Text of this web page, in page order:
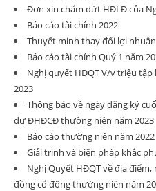
Đơn xin chấm dứt HĐLĐ của
Báo cáo tài chính 2022
Thuyết minh thay đổi lợi
Báo cáo tài chính Quý 1 năm
Nghị quyết HĐQT V/v triệu
2023
Thông báo về ngày đăng ký
dự ĐHĐCĐ thường niên năm 2023
Báo cáo thường niên năm 2022
Giải trình và biện pháp khắc
Nghị Quyết HĐQT về địa
đồng cổ đông thường niên năm